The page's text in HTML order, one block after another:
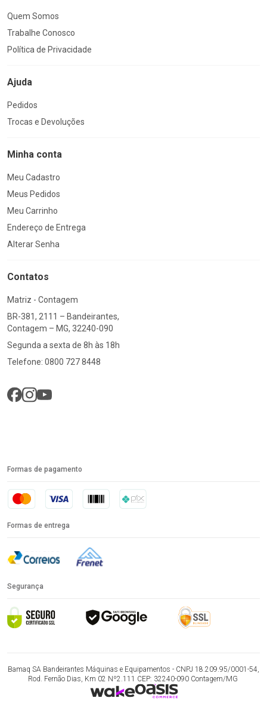
Quem Somos
Trabalhe Conosco
Política de Privacidade
Ajuda
Pedidos
Trocas e Devoluções
Minha conta
Meu Cadastro
Meus Pedidos
Meu Carrinho
Endereço de Entrega
Alterar Senha
Contatos
Matriz - Contagem
BR-381, 2111 – Bandeirantes,
Contagem – MG, 32240-090
Segunda a sexta de 8h às 18h
Telefone: 0800 727 8448
Formas de pagamento
Formas de entrega
Segurança
Bamaq SA Bandeirantes Máquinas e Equipamentos - CNPJ 18.209.95/0001-54,
Rod. Fernão Dias, Km 02 Nº2.111 CEP: 32240-090 Contagem/MG